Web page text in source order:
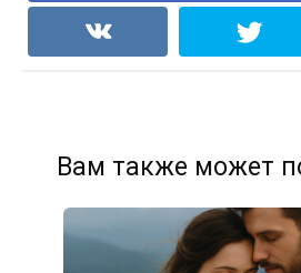
Вам также может